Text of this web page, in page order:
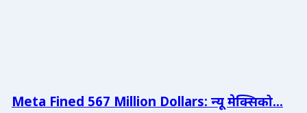
Meta Fined 567 Million Dollars: न्यू मेक्सिको...